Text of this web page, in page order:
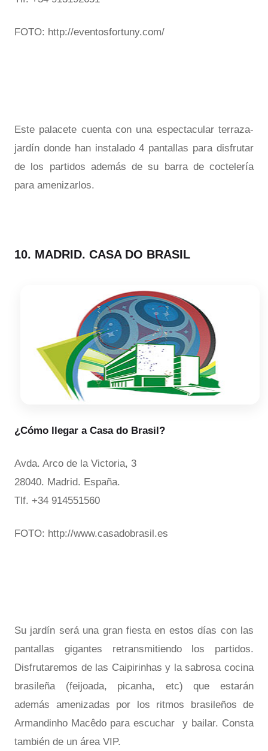
FOTO: http://eventosfortuny.com/
Este palacete cuenta con una espectacular terraza-
jardín donde han instalado 4 pantallas para disfrutar
de los partidos además de su barra de coctelería
para amenizarlos.
10. MADRID. CASA DO BRASIL
¿Cómo llegar a Casa do Brasil?
Avda. Arco de la Victoria, 3
28040. Madrid. España.
Tlf. +34 914551560
FOTO: http://www.casadobrasil.es
Su jardín será una gran fiesta en estos días con las
pantallas gigantes retransmitiendo los partidos.
Disfrutaremos de las Caipirinhas y la sabrosa cocina
brasileña (feijoada, picanha, etc) que estarán
además amenizadas por los ritmos brasileños de
Armandinho Macêdo para escuchar y bailar. Consta
también de un área VIP.